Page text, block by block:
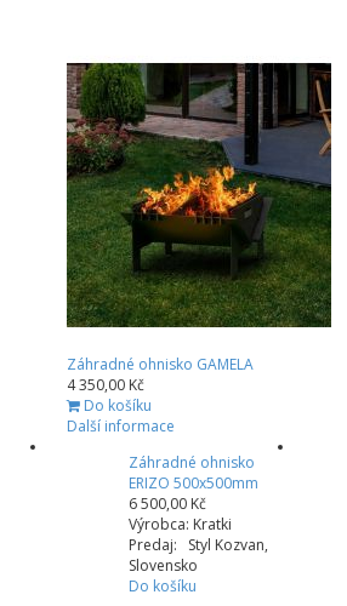
Záhradné ohnisko GAMELA
4 350,00 Kč
Do košíku
Další informace
Záhradné ohnisko
ERIZO 500x500mm
6 500,00 Kč
Výrobca: Kratki
Predaj: Styl Kozvan,
Slovensko
Do košíku